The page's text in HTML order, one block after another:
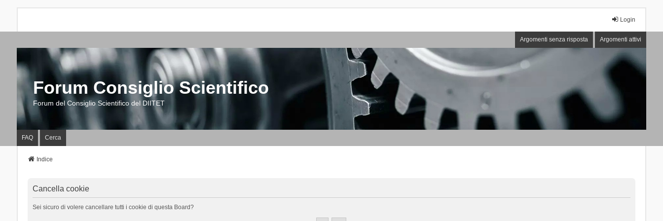
Login
Argomenti senza risposta Argomenti attivi
Forum Consiglio Scientifico
Forum del Consiglio Scientifico del DIITET
FAQ Cerca
Indice
Cancella cookie
Sei sicuro di volere cancellare tutti i cookie di questa Board?